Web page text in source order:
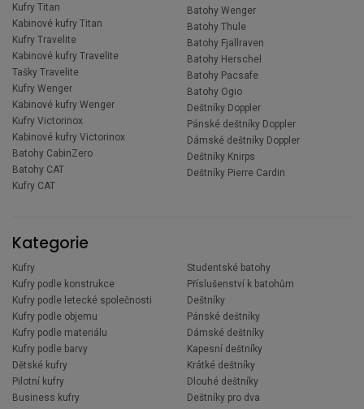
Kufry Titan
Kabinové kufry Titan
Kufry Travelite
Kabinové kufry Travelite
Tašky Travelite
Kufry Wenger
Kabinové kufry Wenger
Kufry Victorinox
Kabinové kufry Victorinox
Batohy CabinZero
Batohy CAT
Kufry CAT
Batohy Wenger
Batohy Thule
Batohy Fjallraven
Batohy Herschel
Batohy Pacsafe
Batohy Ogio
Deštníky Doppler
Pánské deštníky Doppler
Dámské deštníky Doppler
Deštníky Knirps
Deštníky Pierre Cardin
Kategorie
Kufry
Kufry podle konstrukce
Kufry podle letecké společnosti
Kufry podle objemu
Kufry podle materiálu
Kufry podle barvy
Dětské kufry
Pilotní kufry
Business kufry
Studentské batohy
Příslušenství k batohům
Deštníky
Pánské deštníky
Dámské deštníky
Kapesní deštníky
Krátké deštníky
Dlouhé deštníky
Deštníky pro dva